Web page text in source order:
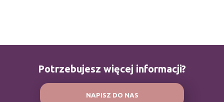
Potrzebujesz więcej informacji?
NAPISZ DO NAS